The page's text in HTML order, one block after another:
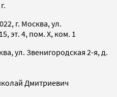
г. Москва, ул.
эт. 4, пом. X, ком. 1
ул. Звенигородская 2-я, д.
Дмитриевич